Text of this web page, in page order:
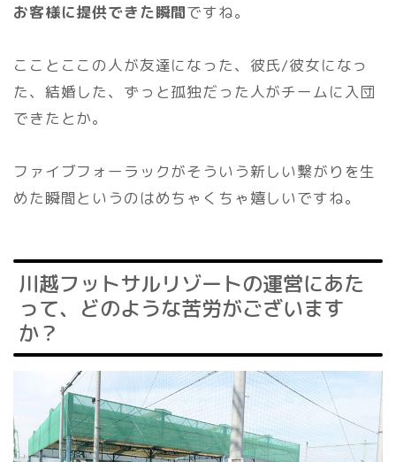
お客様に提供できた瞬間ですね。
こことここの人が友達になった、彼氏/彼女になっ
た、結婚した、ずっと孤独だった人がチームに入団
できたとか。
ファイブフォーラックがそういう新しい繋がりを生
めた瞬間というのはめちゃくちゃ嬉しいですね。
川越フットサルリゾートの運営にあた
って、どのような苦労がございます
か？